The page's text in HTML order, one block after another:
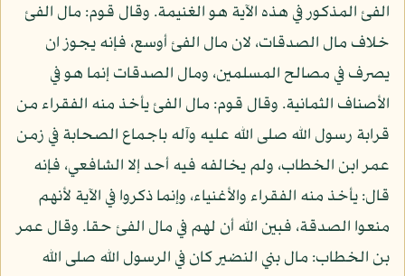
الفئ المذكور في هذه الآية هو الغنيمة. وقال قوم: مال الفئ
خلاف مال الصدقات، لان مال الفئ أوسع، فإنه يجوز ان
يصرف في مصالح المسلمين، ومال الصدقات إنما هو في
الأصناف الثمانية. وقال قوم: مال الفئ يأخذ منه الفقراء من
قرابة رسول الله صلى الله عليه وآله باجماع الصحابة في زمن
عمر ابن الخطاب، ولم يخالفه فيه أحد إلا الشافعي، فإنه
قال: يأخذ منه الفقراء والأغنياء، وإنما ذكروا في الآية لأنهم
منعوا الصدقة، فبين الله أن لهم في مال الفئ حقا. وقال عمر
بن الخطاب: مال بني النضير كان في الرسول الله صلى الله